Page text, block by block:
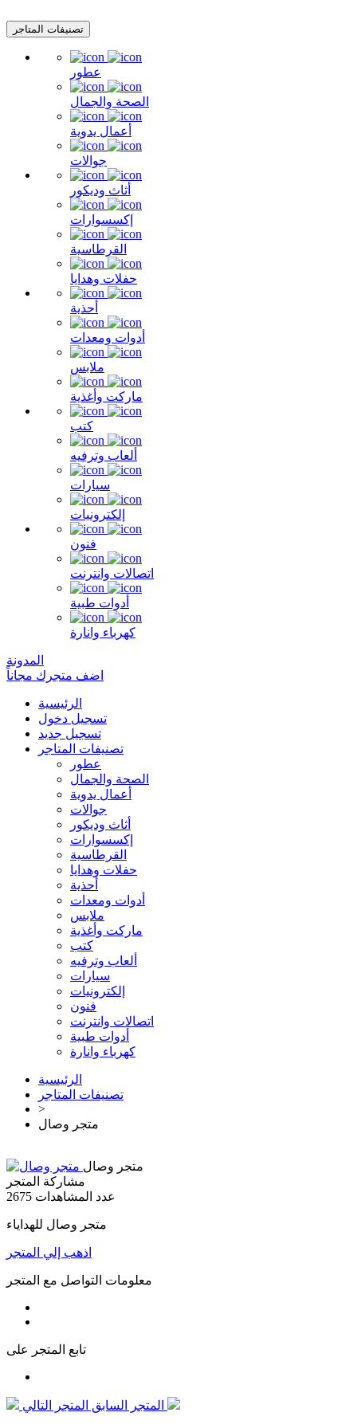
تصنيفات المتاجر
عطور
الصحة والجمال
أعمال يدوية
جوالات
أثاث وديكور
إكسسوارات
القرطاسية
حفلات وهدايا
أحذية
أدوات ومعدات
ملابس
ماركت وأغذية
كتب
ألعاب وترفيه
سيارات
إلكترونيات
فنون
اتصالات وانترنت
أدوات طبية
كهرباء وانارة
المدونة
اضف متجرك مجاناً
الرئيسية
تسجيل دخول
تسجيل جديد
تصنيفات المتاجر
عطور
الصحة والجمال
أعمال يدوية
جوالات
أثاث وديكور
إكسسوارات
القرطاسية
حفلات وهدايا
أحذية
أدوات ومعدات
ملابس
ماركت وأغذية
كتب
ألعاب وترفيه
سيارات
إلكترونيات
فنون
اتصالات وانترنت
أدوات طبية
كهرباء وانارة
الرئيسية
تصنيفات المتاجر
>
متجر وصال
متجر وصال
مشاركة المتجر
عدد المشاهدات 2675
متجر وصال للهداياء
اذهب إلي المتجر
معلومات التواصل مع المتجر
تابع المتجر على
المتجر السابق